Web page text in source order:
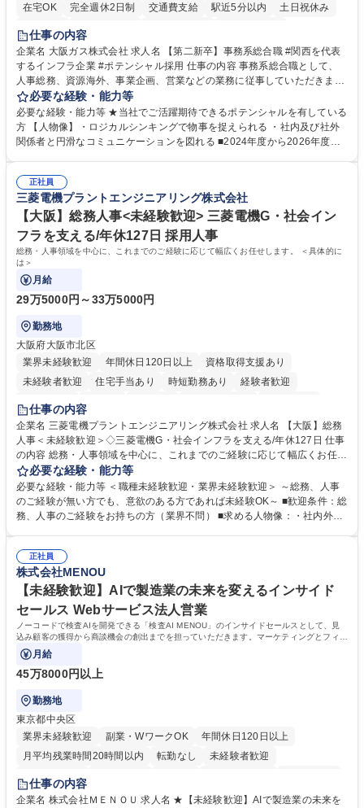
在宅OK 完全週休2日制 交通費支給 駅近5分以内
土日祝休み
服装自由
第二新卒歓迎
仕事の内容
企業名 大阪ガス株式会社 求人名 【第二新卒】事務系総合職 #関西を代表
するインフラ企業 #ポテンシャル採用 仕事の内容 事務系総合職として、
人事総務、資源海外、事業企画、営業などの業務に従事していただきま
す。 【業務内容の一例】■所属事業部の勤労業務 ■海外に関係する各種業
務 ■営業部門の企画スタッフ、ルート営業 【キャリアパス】入社後の配属
ポジションで一定期間ご活躍頂いた後、本人の適性及び将来のキャリアを
鑑みてジョブローテーションを行います。 【育成】OJTでの現場育成や研
表するインフラ企業 #ポテンシャル採用
必要な経験・能力等
必要な経験・能力等 ★当社でご活躍期待できるポテンシャルを有している
方 【人物像】・ロジカルシンキングで物事を捉えられる ・社内及び社外
関係者と円滑なコミュニケーションを図れる ■2024年度から2026年度ま
72.html ■エネルギーセキュリティの不安定化や気候変動による自然災害の
甚大化など、これまで以上に社会課題解決の重要性が高まっています。
「未来の日常」の創造に向けて持続可能な社会の実現に貢献してまいりま
す。 学歴・資格 学歴：大学院 大学 語学力： 資格：
正社員
三菱電機プラントエンジニアリング株式会社
【大阪】総務人事<未経験歓迎> 三菱電機G・社会イン
フラを支える/年休127日 採用人事
総務・人事領域を中心に、これまでのご経験に応じて幅広くお任せします。 ＜具体的に
は＞
月給
29万5000円～33万5000円
勤務地
大阪府大阪市北区
業界未経験歓迎
年間休日120日以上
資格取得支援あり
未経験者歓迎
住宅手当あり 時短勤務あり
経験者歓迎
退職金あり
駅近5分以内
土日祝休み 服装自由 寮・社宅あり 食事補助あり
仕事の内容
企業名 三菱電機プラントエンジニアリング株式会社 求人名 【大阪】総務
人事＜未経験歓迎＞◇三菱電機G・社会インフラを支える/年休127日 仕事
の内容 総務・人事領域を中心に、これまでのご経験に応じて幅広くお任せ
します。 ＜具体的には＞ ・総務/人事労務（給与・社保・勤怠管理など）
・採用・教育研修 ・福利厚生運用 など ※基本的には事務所勤務ですが、
採用や教育等の業務内容により、関西圏以外への日帰り・宿泊を伴う国内
出張もございます。 ※担当業務を持ちつつ、お互いに助け合いながら、総
必要な経験・能力等
必要な経験・能力等 ＜職種未経験歓迎・業界未経験歓迎＞ ～総務、人事
のご経験が無い方でも、意欲のある方であれば未経験OK～ ■歓迎条件：総
務、人事のご経験をお持ちの方（業界不問） ■求める人物像：・社内外の
正社員
株式会社MENOU
【未経験歓迎】AIで製造業の未来を変えるインサイド
セールス Webサービス法人営業
ノーコードで検査AIを開発できる「検査AI MENOU」のインサイドセールスとして、見
込み顧客の獲得から商談機会の創出までを担っていただきます。マーケティングとフィー
ルドセールスをつなぐ役割として、
月給
45万8000円以上
勤務地
東京都中央区
業界未経験歓迎
副業・WワークOK
年間休日120日以上
月平均残業時間20時間以内
転勤なし
未経験者歓迎
時短勤務あり
駅近5分以内
土日祝休み 服装自由
仕事の内容
企業名 株式会社ＭＥＮＯＵ 求人名 ★【未経験歓迎】AIで製造業の未来を